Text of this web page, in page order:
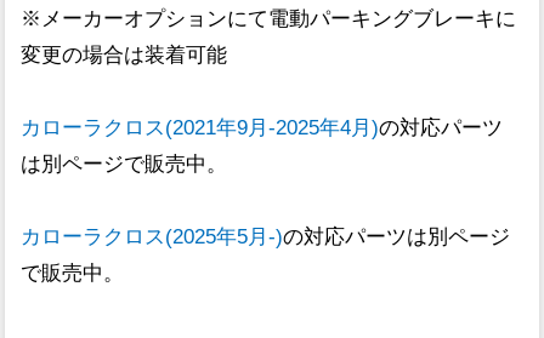
※メーカーオプションにて電動パーキングブレーキに
変更の場合は装着可能
カローラクロス(2021年9月-2025年4月)の対応パーツ
は別ページで販売中。
カローラクロス(2025年5月-)の対応パーツは別ページ
で販売中。